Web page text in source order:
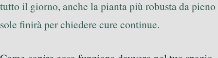
tutto il giorno, anche la pianta più robusta da pieno
sole finirà per chiedere cure continue.